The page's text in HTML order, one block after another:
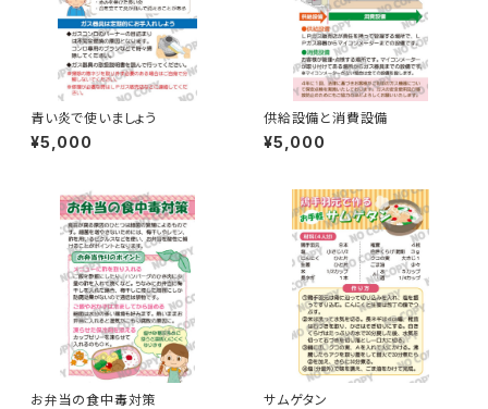
青い炎で使いましょう
¥5,000
供給設備と消費設備
¥5,000
お弁当の食中毒対策 サムゲタン